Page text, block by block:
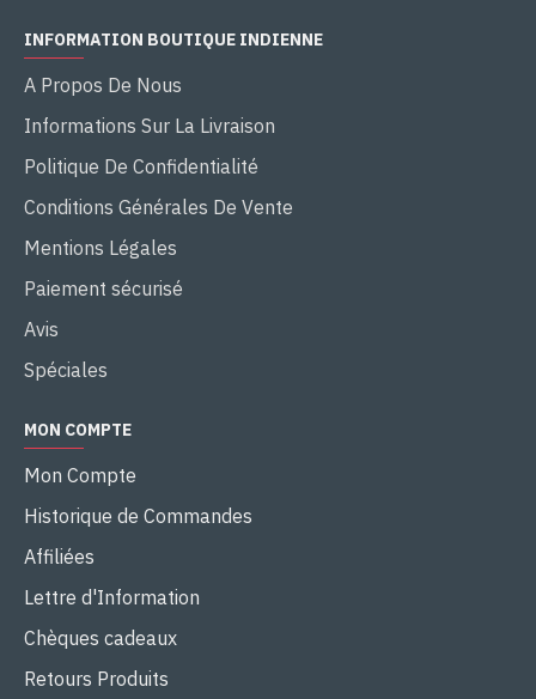
INFORMATION BOUTIQUE INDIENNE
A Propos De Nous
Informations Sur La Livraison
Politique De Confidentialité
Conditions Générales De Vente
Mentions Légales
Paiement sécurisé
Avis
Spéciales
MON COMPTE
Mon Compte
Historique de Commandes
Affiliées
Lettre d'Information
Chèques cadeaux
Retours Produits